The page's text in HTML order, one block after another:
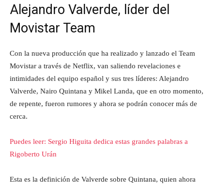
Alejandro Valverde, líder del
Movistar Team
Con la nueva producción que ha realizado y lanzado el Team
Movistar a través de Netflix, van saliendo revelaciones e
intimidades del equipo español y sus tres líderes: Alejandro
Valverde, Nairo Quintana y Mikel Landa, que en otro momento,
de repente, fueron rumores y ahora se podrán conocer más de
cerca.
Puedes leer: Sergio Higuita dedica estas grandes palabras a
Rigoberto Urán
Esta es la definición de Valverde sobre Quintana, quien ahora